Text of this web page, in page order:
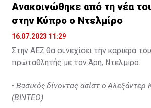
Ανακοινώθηκε από τη νέα
στην Κύπρο ο Ντελμίρο
16.07.2023 11:29
Στην ΑΕΖ θα συνεχίσει την καριέρα
πρωταθλητής με τον Άρη, Ντελμίρο.
• Βασικός δίνοντας ασίστ ο Αλεξάντερ
(ΒΙΝΤΕΟ)